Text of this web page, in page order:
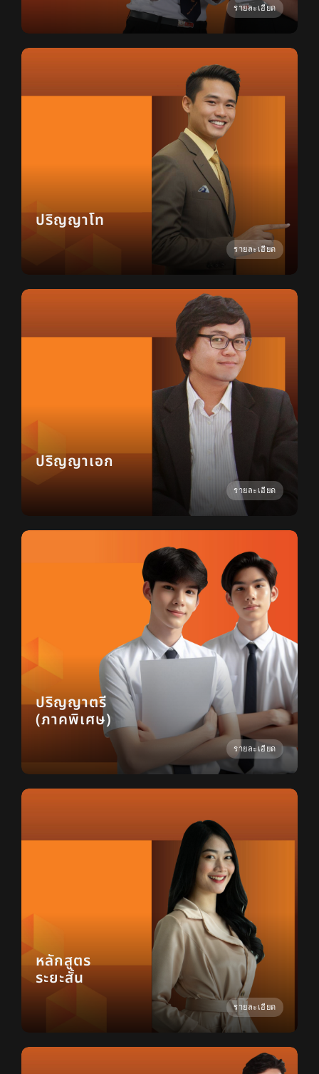
รายละเอียด
ปริญญาโท
รายละเอียด
ปริญญาเอก
รายละเอียด
ปริญญาตรี
(ภาคพิเศษ)
รายละเอียด
หลักสูตร
ระยะสั้น
รายละเอียด